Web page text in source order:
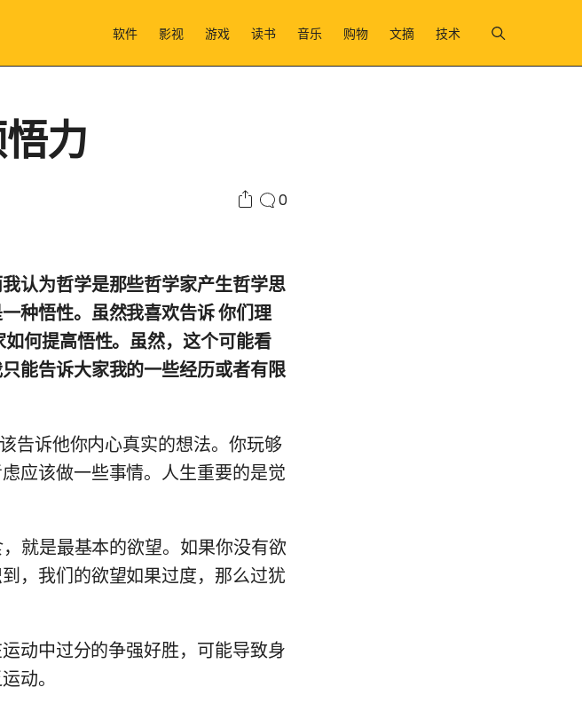
软件 影视 游戏 读书 音乐 购物 文摘 技术
力
0
认为哲学是那些哲学家产生哲学思
种悟性。虽然我喜欢告诉 你们理
何提高悟性。虽然，这个可能看
能告诉大家我的一些经历或者有限
告诉他你内心真实的想法。你玩够
应该做一些事情。人生重要的是觉
就是最基本的欲望。如果你没有欲
，我们的欲望如果过度，那么过犹
动中过分的争强好胜，可能导致身
动。